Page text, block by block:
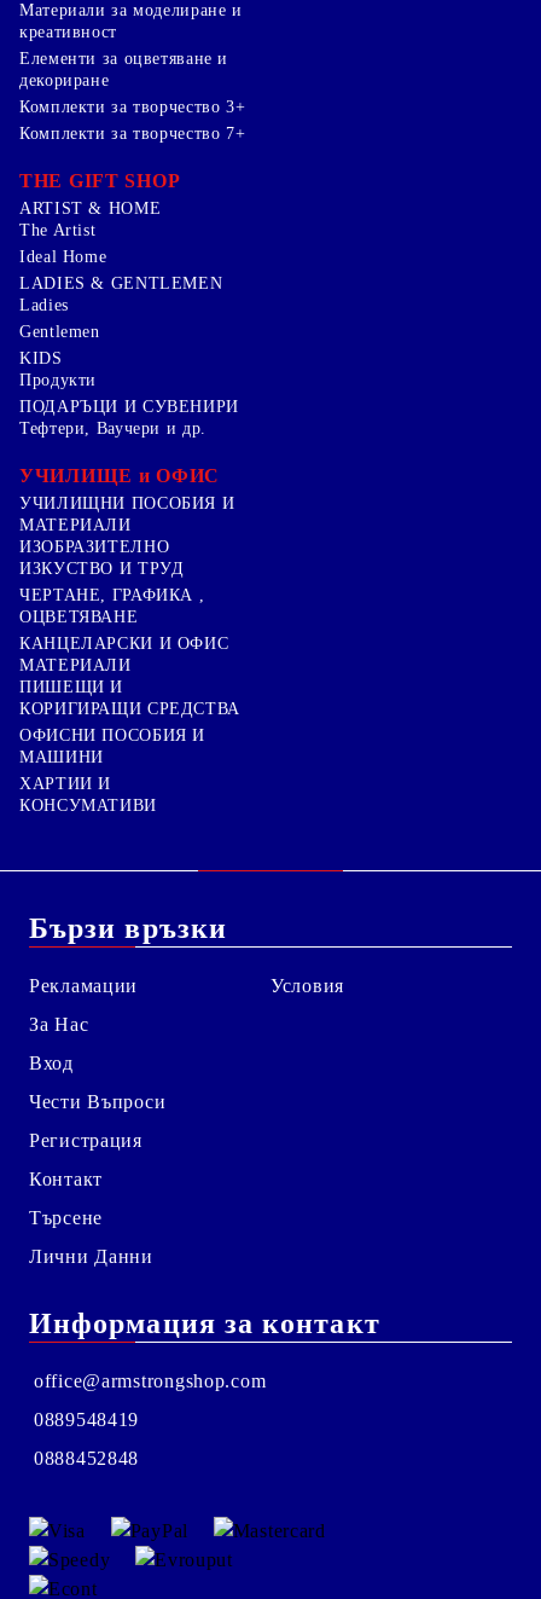
Mатериали за моделиране и
креативност
Елементи за оцветяване и
декориране
Комплекти за творчество 3+
Комплекти за творчество 7+
THE GIFT SHOP
ARTIST & HOME
The Artist
Ideal Home
LADIES & GENTLEMEN
Ladies
Gentlemen
KIDS
Продукти
ПОДАРЪЦИ И СУВЕНИРИ
Тефтери, Ваучери и др.
УЧИЛИЩЕ и ОФИС
УЧИЛИЩНИ ПОСОБИЯ И
МАТЕРИАЛИ
ИЗОБРАЗИТЕЛНО
ИЗКУСТВО И ТРУД
ЧЕРТАНЕ, ГРАФИКА ,
ОЦВЕТЯВАНЕ
КАНЦЕЛАРСКИ И ОФИС
МАТЕРИАЛИ
ПИШЕЩИ И
КОРИГИРАЩИ СРЕДСТВА
ОФИСНИ ПОСОБИЯ И
МАШИНИ
ХАРТИИ И
КОНСУМАТИВИ
Бързи връзки
Рекламации
За Нас
Вход
Чести Въпроси
Регистрация
Контакт
Търсене
Лични Данни
Условия
Информация за контакт
office@armstrongshop.com
0889548419
0888452848